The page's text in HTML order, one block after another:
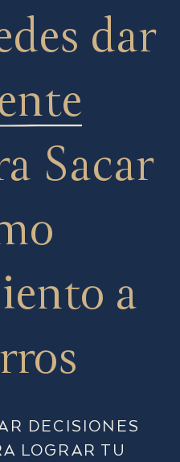
dar
Sacar
a
DECISIONES
LOGRAR TU